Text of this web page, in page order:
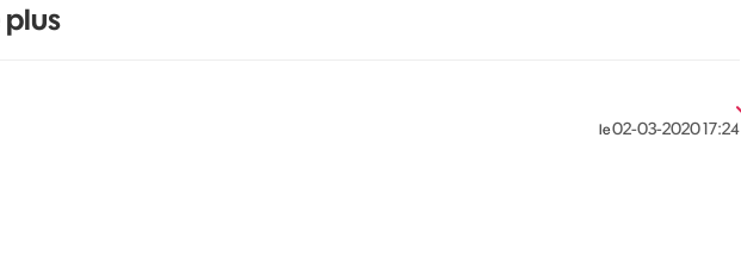
le‎02-03-202017:24